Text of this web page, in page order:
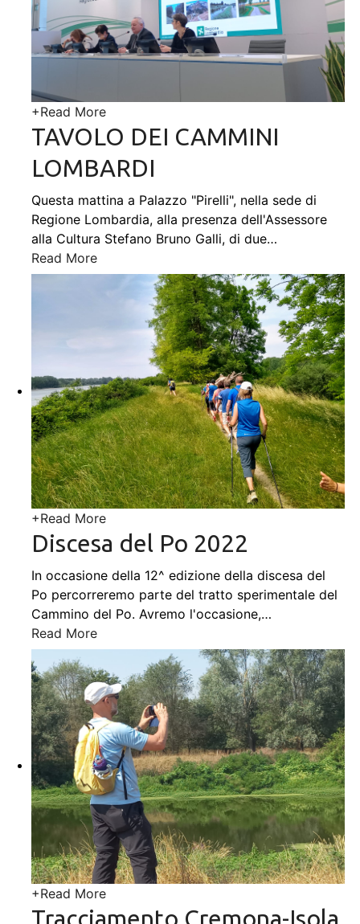
+Read More
TAVOLO DEI CAMMINI
LOMBARDI
Questa mattina a Palazzo "Pirelli", nella sede di
Regione Lombardia, alla presenza dell'Assessore
alla Cultura Stefano Bruno Galli, di due…
Read More
+Read More
Discesa del Po 2022
In occasione della 12^ edizione della discesa del
Po percorreremo parte del tratto sperimentale del
Cammino del Po. Avremo l'occasione,…
Read More
+Read More
Tracciamento Cremona-Isola